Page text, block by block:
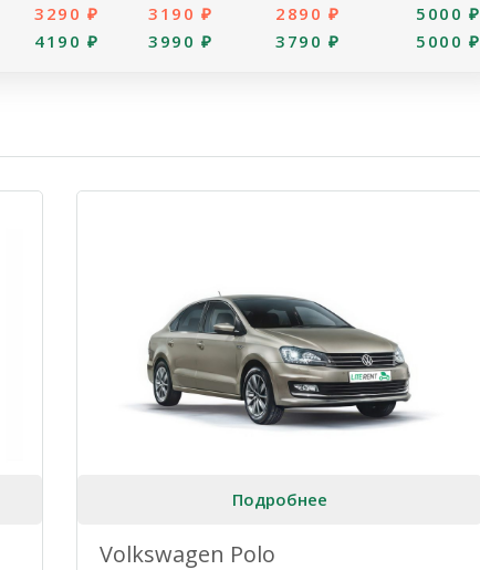
3290 ₽
4190 ₽
3190 ₽
3990 ₽
2890 ₽
3790 ₽
5000 ₽
5000 ₽
Подробнее
Volkswagen Polo